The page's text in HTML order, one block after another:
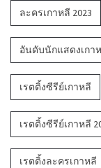
ละครเกาหลี 2023
อันดับนักแสดงเกา
เรตติ้งซีรีย์เกาหลี
เรตติ้งซีรีย์เกาหลี
เรตติ้งละครเกาหลี